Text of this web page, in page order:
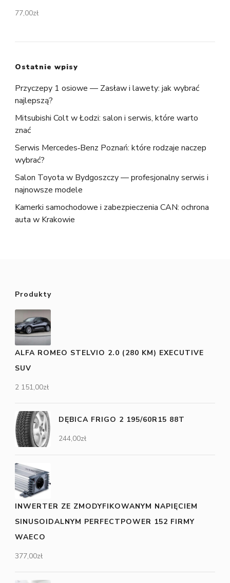
77,00zł
Ostatnie wpisy
Przyczepy 1 osiowe — Zasław i lawety: jak wybrać
najlepszą?
Mitsubishi Colt w Łodzi: salon i serwis, które warto
znać
Serwis Mercedes‑Benz Poznań: które rodzaje naczep
wybrać?
Salon Toyota w Bydgoszczy — profesjonalny serwis i
najnowsze modele
Kamerki samochodowe i zabezpieczenia CAN: ochrona
auta w Krakowie
Produkty
ALFA ROMEO STELVIO 2.0 (280 KM) EXECUTIVE
SUV
2 151,00zł
DĘBICA FRIGO 2 195/60R15 88T
244,00zł
INWERTER ZE ZMODYFIKOWANYM NAPIĘCIEM
SINUSOIDALNYM PERFECTPOWER 152 FIRMY
WAECO
377,00zł